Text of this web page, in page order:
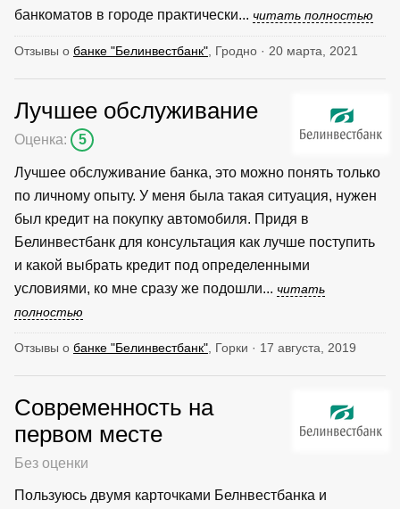
банкоматов в городе практически... читать полностью
Отзывы о банке "Белинвестбанк" , Гродно · 20 марта, 2021
Лучшее обслуживание
Оценка: 5
Лучшее обслуживание банка, это можно понять только
по личному опыту. У меня была такая ситуация, нужен
был кредит на покупку автомобиля. Придя в
Белинвестбанк для консультация как лучше поступить
и какой выбрать кредит под определенными
условиями, ко мне сразу же подошли... читать
полностью
Отзывы о банке "Белинвестбанк" , Горки · 17 августа, 2019
Современность на
первом месте
Без оценки
Пользуюсь двумя карточками Белнвестбанка и